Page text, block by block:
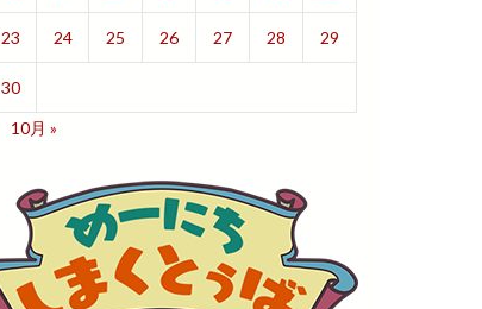
23 24 25 26 27 28 29
30
10月 »